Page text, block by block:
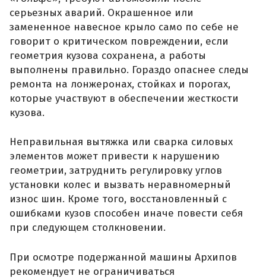
серьезных аварий. Окрашенное или
замененное навесное крыло само по себе не
говорит о критическом повреждении, если
геометрия кузова сохранена, а работы
выполнены правильно. Гораздо опаснее следы
ремонта на лонжеронах, стойках и порогах,
которые участвуют в обеспечении жесткости
кузова.
Неправильная вытяжка или сварка силовых
элементов может привести к нарушению
геометрии, затруднить регулировку углов
установки колес и вызвать неравномерный
износ шин. Кроме того, восстановленный с
ошибками кузов способен иначе повести себя
при следующем столкновении.
При осмотре подержанной машины Архипов
рекомендует не ограничиваться